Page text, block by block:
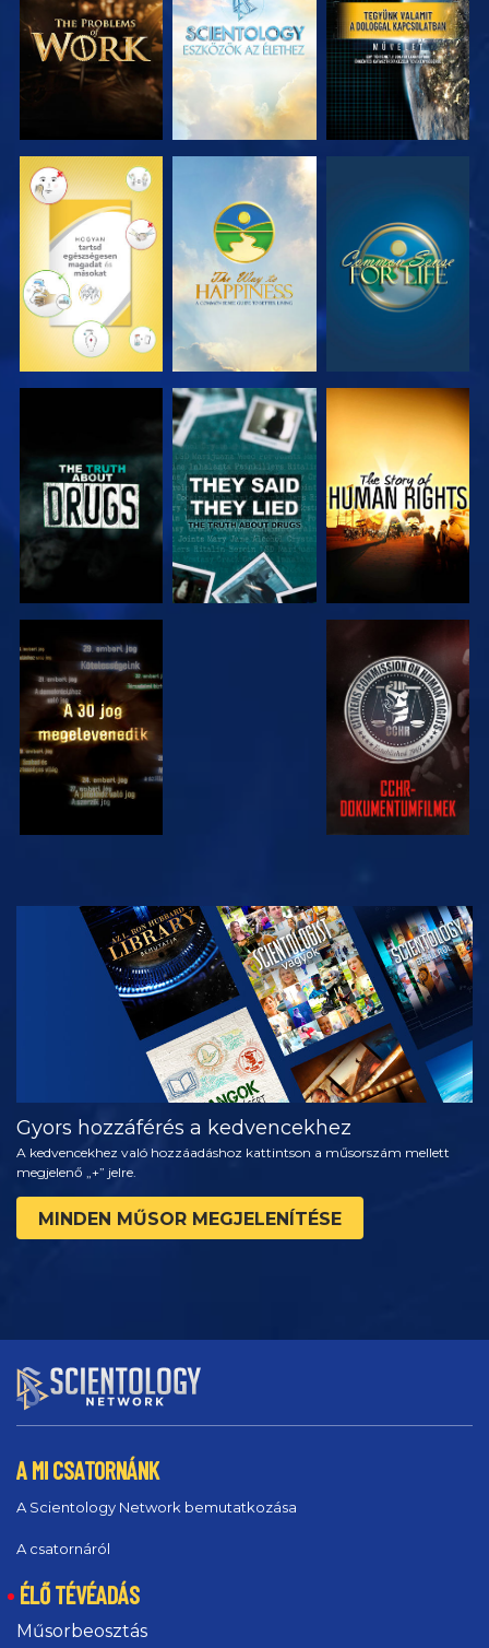
RÉSZEI
RÉSZEI
MŰSORNÉZÉS MŰSORNÉZÉS MŰSORNÉZÉS
MŰSORNÉZÉS MŰSORNÉZÉS MŰSORNÉZÉS
MŰSORNÉZÉS MŰSORNÉZÉS
MŰSORNÉZÉS
A SOROZAT
RÉSZEI
Gyors hozzáférés a kedvencekhez
A kedvencekhez való hozzáadáshoz kattintson a műsorszám mellett
megjelenő „+” jelre.
MINDEN MŰSOR MEGJELENÍTÉSE
A MI CSATORNÁNK
A Scientology Network bemutatkozása
A csatornáról
ÉLŐ TÉVÉADÁS
Műsorbeosztás